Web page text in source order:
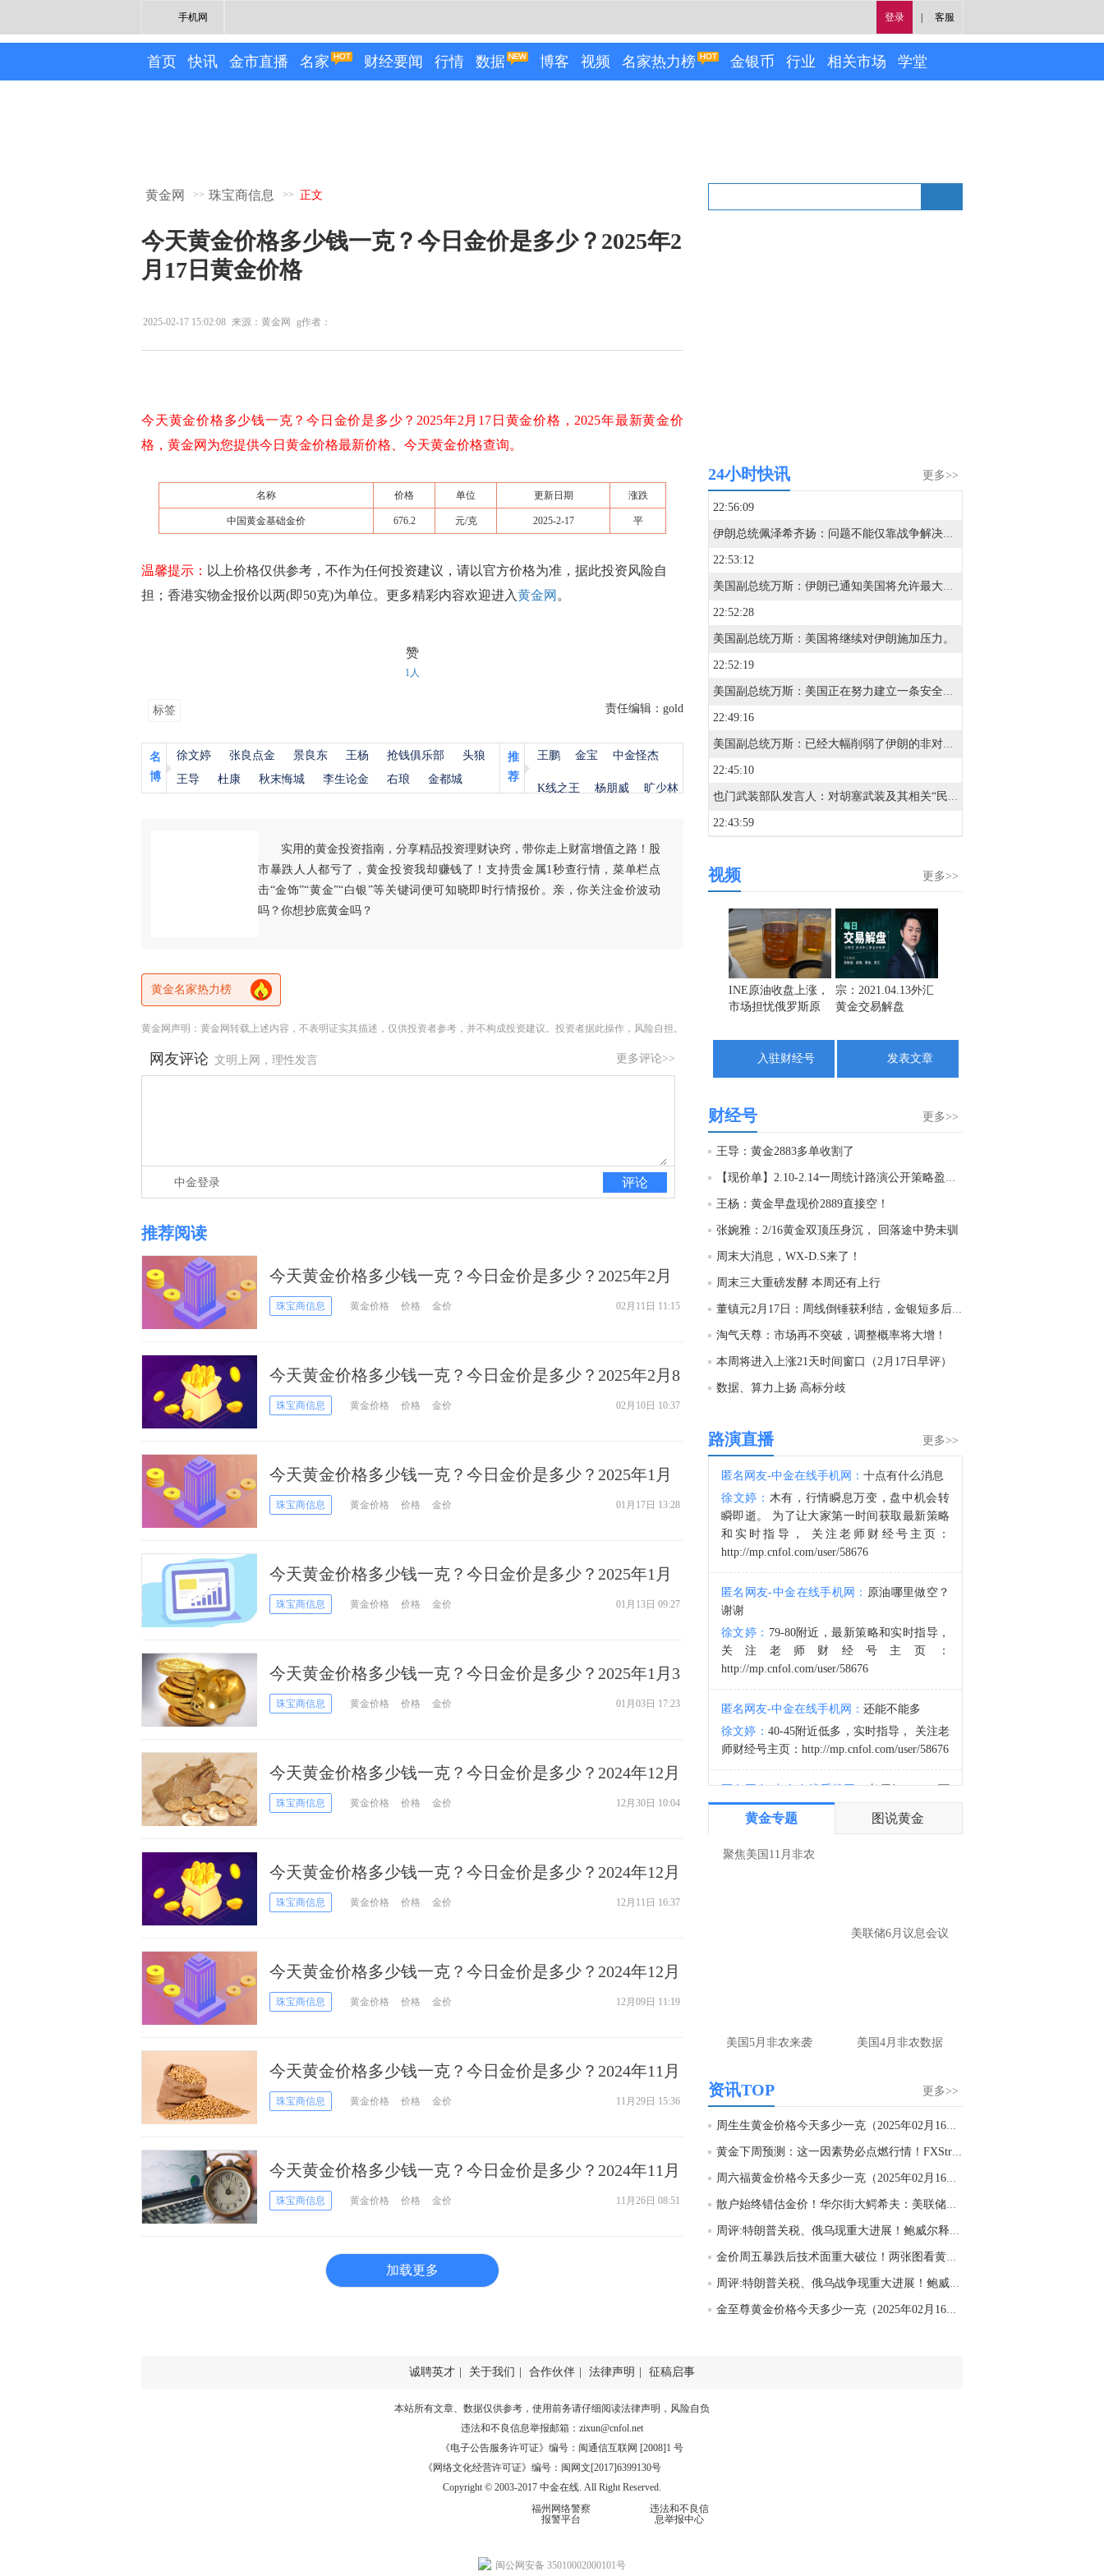
登录 客服
手机网
首页 快讯 金市直播 名家 财经要闻 行情 数据 博客 视频 名家热力榜 金银币 行业 相关市场 学堂
黄金网 >> 珠宝商信息 >> 正文
今天黄金价格多少钱一克？今日金价是多少？2025年2
月17日黄金价格
2025-02-17 15:02:08 来源：黄金网 g作者：
今天黄金价格多少钱一克？今日金价是多少？2025年2月17日黄金价格，2025年最新黄金价
格，黄金网为您提供今日黄金价格最新价格、今天黄金价格查询。
名称 价格 单位 更新日期 涨跌
中国黄金基础金价 676.2 元/克 2025-2-17 平
温馨提示： 以上价格仅供参考，不作为任何投资建议，请以官方价格为准，据此投资风险自
担；香港实物金报价以两(即50克)为单位。更多精彩内容欢迎进入黄金网 。
赞
1人
标签 责任编辑：gold
名
博
徐文婷 张良点金 景良东 王杨 抢钱俱乐部
头狼
王导
杜康 秋末悔城 李生论金 右琅 金都城
推
荐
王鹏 金宝 中金怪杰
K线之王 杨朋威 旷少林
实用的黄金投资指南，分享精品投资理财诀窍，带你走上财富增值之路！股
市暴跌人人都亏了，黄金投资我却赚钱了！支持贵金属1秒查行情，菜单栏点
击“金饰”“黄金”“白银”等关键词便可知晓即时行情报价。亲，你关注金价波动
吗？你想抄底黄金吗？
黄金名家热力榜
黄金网声明：黄金网转载上述内容，不表明证实其描述，仅供投资者参考，并不构成投资建议。投资者据此操作，风险自担。
更多评论>>
网友评论 文明上网，理性发言
评论
中金登录
推荐阅读
今天黄金价格多少钱一克？今日金价是多少？2025年2月
11日黄金价格
珠宝商信息 黄金价格 价格 金价 02月11日 11:15
今天黄金价格多少钱一克？今日金价是多少？2025年2月8
日黄金价格
珠宝商信息 黄金价格 价格 金价 02月10日 10:37
今天黄金价格多少钱一克？今日金价是多少？2025年1月
17日黄金价格
珠宝商信息 黄金价格 价格 金价 01月17日 13:28
今天黄金价格多少钱一克？今日金价是多少？2025年1月
13日黄金价格
珠宝商信息 黄金价格 价格 金价 01月13日 09:27
今天黄金价格多少钱一克？今日金价是多少？2025年1月3
日黄金价格
珠宝商信息 黄金价格 价格 金价 01月03日 17:23
今天黄金价格多少钱一克？今日金价是多少？2024年12月
28日黄金价格
珠宝商信息 黄金价格 价格 金价 12月30日 10:04
今天黄金价格多少钱一克？今日金价是多少？2024年12月
11日黄金价格
珠宝商信息 黄金价格 价格 金价 12月11日 16:37
今天黄金价格多少钱一克？今日金价是多少？2024年12月
9日黄金价格
珠宝商信息 黄金价格 价格 金价 12月09日 11:19
今天黄金价格多少钱一克？今日金价是多少？2024年11月
29日黄金价格
珠宝商信息 黄金价格 价格 金价 11月29日 15:36
今天黄金价格多少钱一克？今日金价是多少？2024年11月
26日黄金价格
珠宝商信息 黄金价格 价格 金价 11月26日 08:51
加载更多
更多>>
24小时快讯
22:56:09
伊朗总统佩泽希齐扬：问题不能仅靠战争解决。致力于根据谅解备忘录的条款推进和平进程。
22:53:12
美国副总统万斯：伊朗已通知美国将允许最大流量的石油通过海峡，但我们不信任他们。
22:52:28
美国副总统万斯：美国将继续对伊朗施加压力。
22:52:19
美国副总统万斯：美国正在努力建立一条安全通行的航线，让船只能够安全通过霍尔木兹海峡。
22:49:16
美国副总统万斯：已经大幅削弱了伊朗的非对称军事能力。
22:45:10
也门武装部队发言人：对胡塞武装及其相关“民兵”展开了行动。
22:43:59
22:42:30
22:23:09
22:15:10
据阿曼国家通讯社：阿曼方面谴责（伊朗）在霍尔木兹海峡过境时对船只的反复攻击。
20:46:58
欢迎查看今日快讯信息
20:46:52
金十数据8月8日讯，8月8日18时，水利部和中国气象局联合对浙江省23个连片县（市、区）发布红色山洪灾害气象预警，根据《水利部水旱灾害防御应急响应工作规程》，水利部于8月8日20时将针对浙江省洪水防御Ⅳ级应急响应提升至Ⅲ级，督促指导地方水利部门密切监视雨情水情发展变化，强化监测预报预警，滚动会商分析研判，夯实人员转移避险“谁组织、转移谁、何时转、转何处、不擅返”五个关键环节责任和措施，聚焦涉水旅游景区、养老机构、休闲度假场所、农家乐、施工营地、易受洪水冲击的交通道路等关键区域，落实人员转移避险方案，全力确保人民群众生命安全。目前，水利部派出的工作组正在浙江省台风暴雨洪水防御一线协助指导。（央视新闻）
更多>>
视频
INE原油收盘上涨，
市场担忧俄罗斯原
宗：2021.04.13外汇
黄金交易解盘
入驻财经号 发表文章
更多>>
财经号
王导：黄金2883多单收割了
【现价单】2.10-2.14一周统计路演公开策略盈利73美金
王杨：黄金早盘现价2889直接空！
张婉雅：2/16黄金双顶压身沉， 回落途中势未驯
周末大消息，WX-D.S来了！
周末三大重磅发酵 本周还有上行
董镇元2月17日：周线倒锤获利结，金银短多后空
淘气天尊：市场再不突破，调整概率将大增！
本周将进入上涨21天时间窗口（2月17日早评）
数据、算力上扬 高标分歧
更多>>
路演直播
匿名网友-中金在线手机网： 十点有什么消息
徐文婷： 木有，行情瞬息万变，盘中机会转
瞬即逝。 为了让大家第一时间获取最新策略
和实时指导， 关注老师财经号主页：
http://mp.cnfol.com/user/58676
匿名网友-中金在线手机网： 原油哪里做空？
谢谢
徐文婷： 79-80附近，最新策略和实时指导，
关注老师财经号主页：
http://mp.cnfol.com/user/58676
匿名网友-中金在线手机网： 还能不能多
徐文婷： 40-45附近低多，实时指导， 关注老
师财经号主页：http://mp.cnfol.com/user/58676
匿名网友-中金在线手机网：老师好，4345可
以多吗？
让大家第一时间获取最新策略和实时指
匿名网友-中金在线手机网：
黄金多，看到什
徐文婷：
时指导， 关注老师财经号主页：
http://mp.cnfol.com/user/58676
匿名网友-中金在线手机网：止损多少 老师
徐文婷：7美金
度。70一50？。
徐文婷：带上止损博弈，实时指导， 关注老
师财经号主页：http://mp.cnfol.com/user/58676
匿名网友-中金在线手机网：
老师好，金现在
黄金专题 图说黄金
聚焦美国11月非农
美联储6月议息会议
美国5月非农来袭 美国4月非农数据
更多>>
资讯TOP
周生生黄金价格今天多少一克（2025年02月16日）
黄金下周预测：这一因素势必点燃行情！FXStreet...
周六福黄金价格今天多少一克（2025年02月16日）...
散户始终错估金价！华尔街大鳄希夫：美联储遇“...
周评:特朗普关税、俄乌现重大进展！鲍威尔释放...
金价周五暴跌后技术面重大破位！两张图看黄金技...
周评:特朗普关税、俄乌战争现重大进展！鲍威尔...
金至尊黄金价格今天多少一克（2025年02月16日）
诚聘英才 关于我们 合作伙伴 法律声明 征稿启事
本站所有文章、数据仅供参考，使用前务请仔细阅读法律声明 ，风险自负
违法和不良信息举报邮箱： zixun@cnfol.net
《电子公告服务许可证》编号：闽通信互联网 [2008]1 号
《网络文化经营许可证》编号：闽网文[2017]6399130号
Copyright © 2003-2017 中金在线. All Right Reserved.
福州网络警察
报警平台
违法和不良信
息举报中心
闽公网安备 35010002000101号